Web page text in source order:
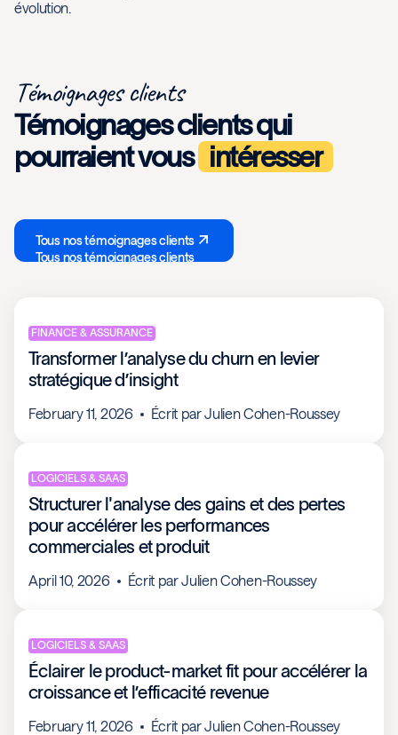
évolution.
Témoignages clients
Témoignages clients qui
pourraient vous intéresser
Tous nos témoignages clients
Tous nos témoignages clients
FINANCE & ASSURANCE
Transformer l’analyse du churn en levier
stratégique d’insight
February 11, 2026 Écrit parJulien Cohen-Roussey
LOGICIELS & SAAS
Structurer l'analyse des gains et des pertes
pour accélérer les performances
commerciales et produit
April 10, 2026 Écrit parJulien Cohen-Roussey
LOGICIELS & SAAS
Éclairer le product-market fit pour accélérer la
croissance et l’efficacité revenue
February 11, 2026 Écrit parJulien Cohen-Roussey